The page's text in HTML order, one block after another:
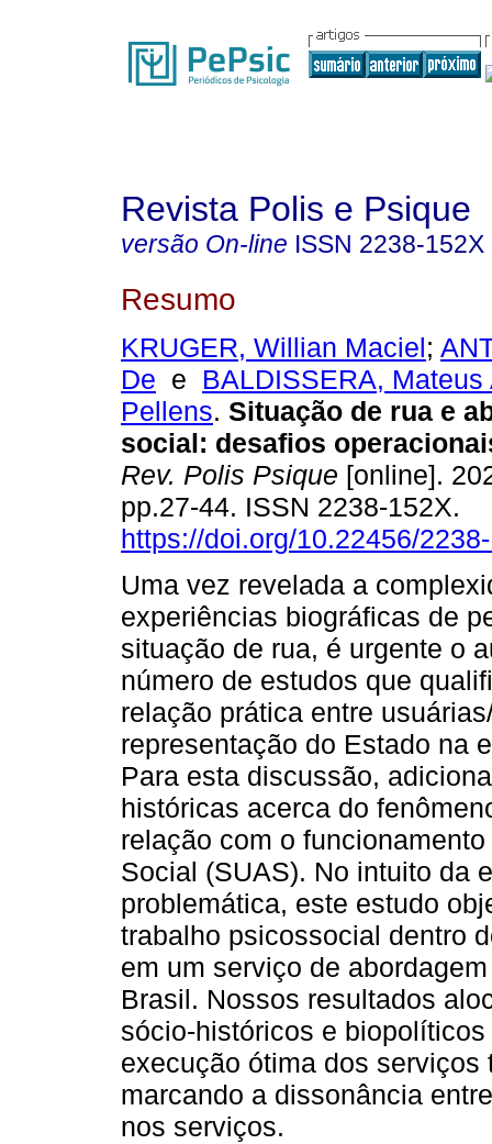
Revista Polis e Psique
versão On-line ISSN 2238-152X
Resumo
KRUGER, Willian Maciel;
De e BALDISSERA, Mateus
Pellens. Situação de rua e
social: desafios
Rev. Polis Psique [online].
pp.27-44. ISSN 2238-152X.
https://doi.org/10.22456/
Uma vez revelada a
experiências biográficas de
situação de rua, é urgente o
número de estudos que
relação prática entre
representação do Estado na
Para esta discussão,
históricas acerca do
relação com o
Social (SUAS). No intuito da
problemática, este estudo
trabalho psicossocial dentro
em um serviço de
Brasil. Nossos resultados
sócio-históricos e
execução ótima dos
marcando a dissonância
nos serviços.